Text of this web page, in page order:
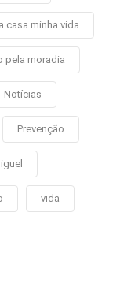
casa minha vida
pela moradia
Notícias
Prevenção
vida